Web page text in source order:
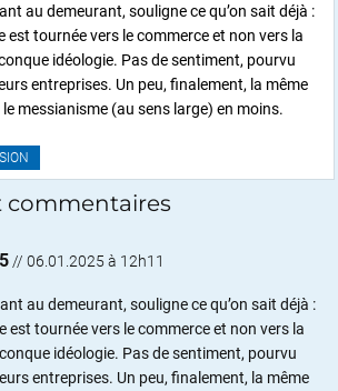
au demeurant, souligne ce qu’on sait déjà :
est tournée vers le commerce et non vers la
idéologie. Pas de sentiment, pourvu
entreprises. Un peu, finalement, la même
messianisme (au sens large) en moins.
commentaires
// 06.01.2025 à 12h11
au demeurant, souligne ce qu’on sait déjà :
est tournée vers le commerce et non vers la
idéologie. Pas de sentiment, pourvu
entreprises. Un peu, finalement, la même